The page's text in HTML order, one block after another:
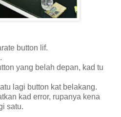
button lif.
yang belah depan, kad tu
lagi button kat belakang.
kad error, rupanya kena
satu.